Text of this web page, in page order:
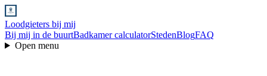
Loodgieters bij mij
Bij mij in de buurtBadkamer calculatorStedenBlogFAQ
Open menu